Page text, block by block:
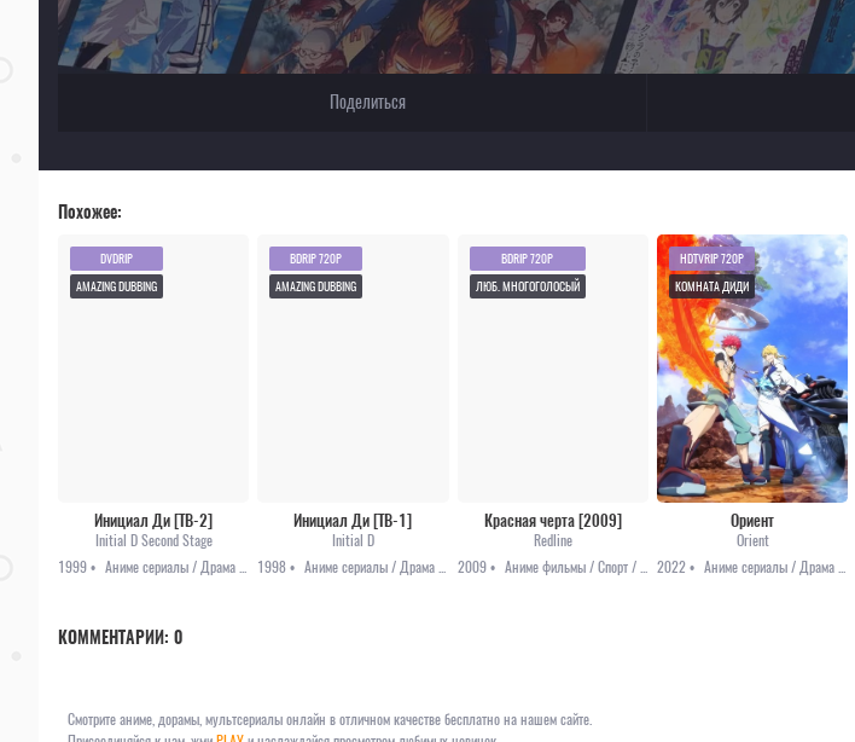
Поделиться
Похожее:
Инициал Ди [ТВ-2]
Initial D Second Stage
1999 •
DVDRIP
AMAZING DUBBING
Инициал Ди [ТВ-1]
Initial D
1998 •
BDRIP 720P
AMAZING DUBBING
Красная черта [2009]
Redline
2009 •
BDRIP 720P
ЛЮБ. МНОГОГОЛОСЫЙ
Ориент
Orient
2022 •
HDTVRIP 720P
КОМНАТА ДИДИ
КОММЕНТАРИИ: 0
Смотрите аниме, дорамы, мультсериалы онлайн в отличном качестве бесплатно на нашем сайте.